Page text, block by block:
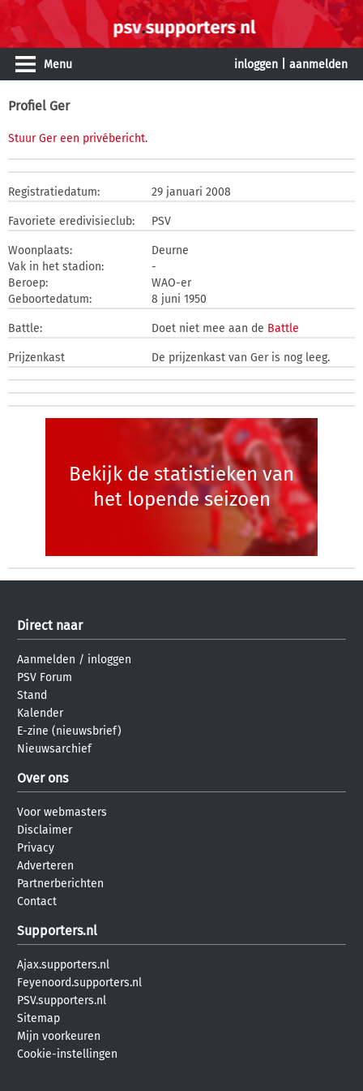
Menu inloggen aanmelden
Profiel Ger
Stuur Ger een privébericht.
Registratiedatum: 29 januari 2008
Favoriete eredivisieclub: PSV
Woonplaats:
Deurne
Vak in het stadion:
-
Beroep:
WAO-er
Geboortedatum:
8 juni 1950
Battle: Doet niet mee aan de Battle
Prijzenkast De prijzenkast van Ger is nog leeg.
Bekijk de statistieken van
het lopende seizoen
Direct naar
Aanmelden / inloggen
PSV Forum
Stand
Kalender
E-zine (nieuwsbrief)
Nieuwsarchief
Over ons
Voor webmasters
Disclaimer
Privacy
Adverteren
Partnerberichten
Contact
Supporters.nl
Ajax.supporters.nl
Feyenoord.supporters.nl
PSV.supporters.nl
Sitemap
Mijn voorkeuren
Cookie-instellingen